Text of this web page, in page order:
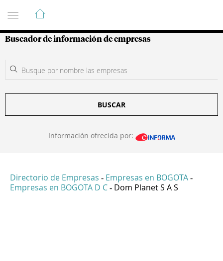
Guía de Empresas Colombianas
Buscador de información de empresas
BUSCAR
Información ofrecida por:
Directorio de Empresas - Empresas en BOGOTA -
Empresas en BOGOTA D C - Dom Planet S A S